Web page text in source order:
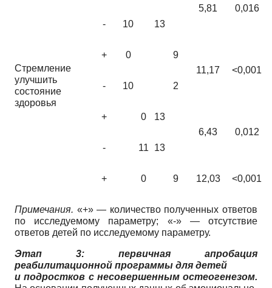
Стремление
улучшить
состояние
здоровья
5,81
0,016
-
10 13
+ 0
9
11,17
<0,001
-
10 2
+ 0
13
6,43
0,012
-
11 13
+ 0 9 12,03 <0,001
Примечания. «+» — количество полученных ответов
по исследуемому параметру; «-» — отсутствие
ответов детей по исследуемому параметру.
Этап 3: первичная апробация
реабилитационной программы для детей
и подростков с несовершенным остеогенезом.